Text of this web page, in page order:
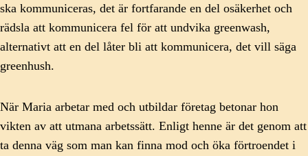
ska kommuniceras, det är fortfarande en del osäkerhet och
rädsla att kommunicera fel för att undvika greenwash,
alternativt att en del låter bli att kommunicera, det vill säga
greenhush.
När Maria arbetar med och utbildar företag betonar hon
vikten av att utmana arbetssätt. Enligt henne är det genom att
ta denna väg som man kan finna mod och öka förtroendet i